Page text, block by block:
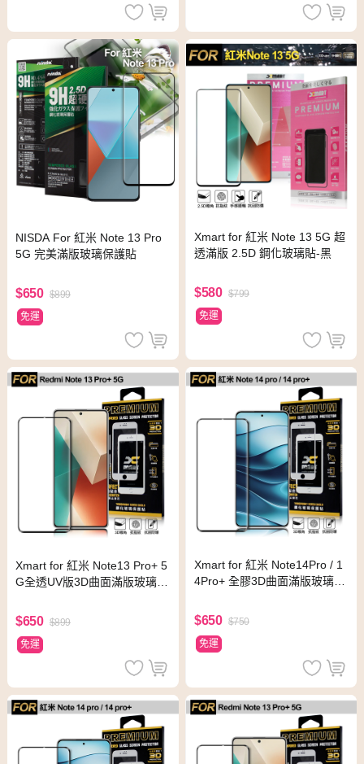
NISDA For 紅米 Note 13 Pro
5G 完美滿版玻璃保護貼
$650 $899
免運
Xmart for 紅米 Note 13 5G 超
透滿版 2.5D 鋼化玻璃貼-黑
$580 $799
免運
Xmart for 紅米 Note13 Pro+ 5
G全透UV版3D曲面滿版玻璃
$650 $899
免運
Xmart for 紅米 Note14Pro / 1
4Pro+ 全膠3D曲面滿版玻璃
$650 $750
免運